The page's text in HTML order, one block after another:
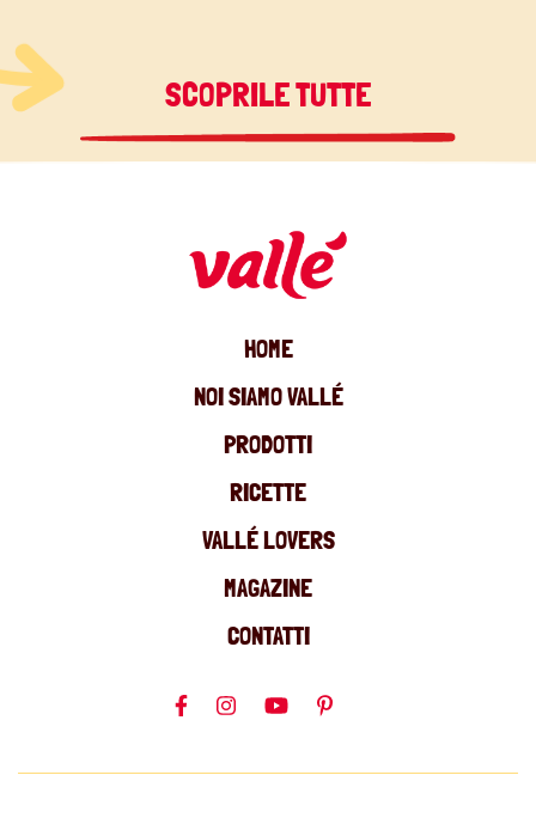
SCOPRILE TUTTE
HOME
NOI SIAMO VALLÉ
PRODOTTI
RICETTE
VALLÉ LOVERS
MAGAZINE
CONTATTI